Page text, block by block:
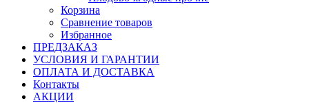
Корзина
Сравнение товаров
Избранное
ПРЕДЗАКАЗ
УСЛОВИЯ И ГАРАНТИИ
ОПЛАТА И ДОСТАВКА
Контакты
АКЦИИ